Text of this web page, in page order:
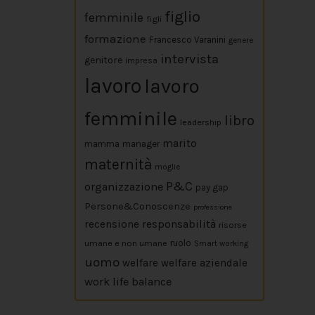
femminile figli figlio
formazione Francesco Varanini genere
genitore impresa intervista
lavoro lavoro
femminile leadership libro
mamma manager marito
maternità moglie
organizzazione P&C pay gap
Persone&Conoscenze professione
recensione responsabilità risorse
umane e non umane ruolo Smart working
uomo welfare welfare aziendale
work life balance